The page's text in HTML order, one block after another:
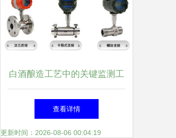
白酒酿造工艺中的关键监测工
具 酒厂流量计的应用与选择
查看详情
更新时间：2026-08-06 00:04:19